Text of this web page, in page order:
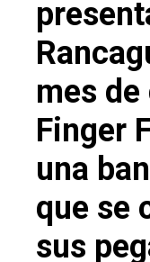
mes
Finger
una
que se
sus